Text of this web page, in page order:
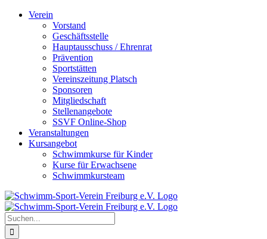
Zum
Verein
Vorstand
Geschäftsstelle
Hauptausschuss / Ehrenrat
Prävention
Sportstätten
Vereinszeitung Platsch
Sponsoren
Mitgliedschaft
Stellenangebote
SSVF Online-Shop
Veranstaltungen
Kursangebot
Schwimmkurse für Kinder
Kurse für Erwachsene
Schwimmkursteam
Suche
nach: